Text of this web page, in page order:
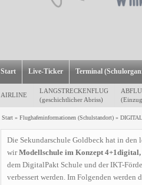
Start Live-Ticker Terminal
AIRLINE
LANGSTRECKENFLUG
(geschichtlicher Abriss)
Start» Flughafeninformationen (Schulstandort)»
Die Sekundarschule Goldbeck hat in den
wirModellschule im Konzept
dem DigitalPakt Schule und der IKT-
verbessert werden. Im Folgenden